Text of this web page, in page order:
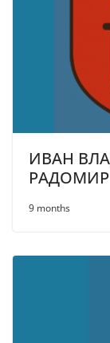
ИВАН
РАДОМИР
9 months